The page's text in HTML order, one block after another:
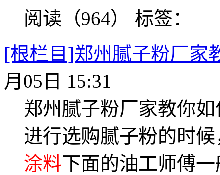
阅读（964） 标签：
[根栏目]郑州腻子粉厂家
月05日 15:31
郑州腻子粉厂家教你
进行选购腻子粉的时
涂料下面的油工师傅